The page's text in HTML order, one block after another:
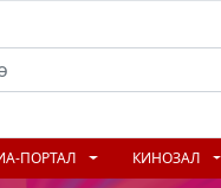
ПОРТАЛ КИНОЗАЛ